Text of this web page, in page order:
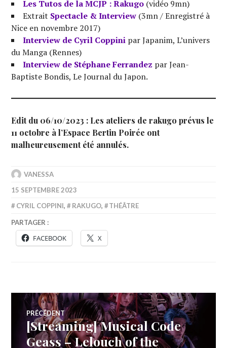
Les Tutos de la MCJP : Rakugo (vidéo 9mn)
Extrait Spectacle & Interview (3mn / Enregistré à
Nice en novembre 2017)
Interview de Cyril Coppini par Japanim, L’univers
du Manga (Rennes)
Interview de Stéphane Ferrandez par Jean-
Baptiste Bondis, Le Journal du Japon.
Edit du 06/10/2023 : Les ateliers de rakugo prévus le
11 octobre à l’Espace Bertin Poirée ont
malheureusement été annulés.
VANESSA
15 SEPTEMBRE 2023
CYRIL COPPINI, RAKUGO, THÉÂTRE
PARTAGER :
FACEBOOK X
Navigation
de
PRÉCÉDENT
Article
précédent :
[Streaming] Musical Code
Geass – Lelouch of the